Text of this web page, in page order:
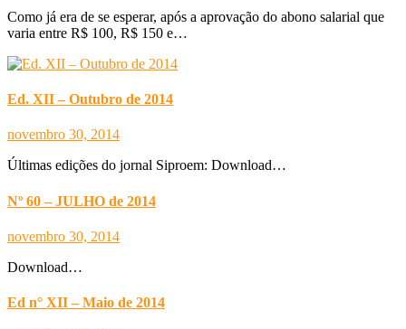
Como já era de se esperar, após a aprovação do abono salarial que
varia entre R$ 100, R$ 150 e…
Ed. XII – Outubro de 2014
novembro 30, 2014
Últimas edições do jornal Siproem: Download…
Nº 60 – JULHO de 2014
novembro 30, 2014
Download…
Ed n° XII – Maio de 2014